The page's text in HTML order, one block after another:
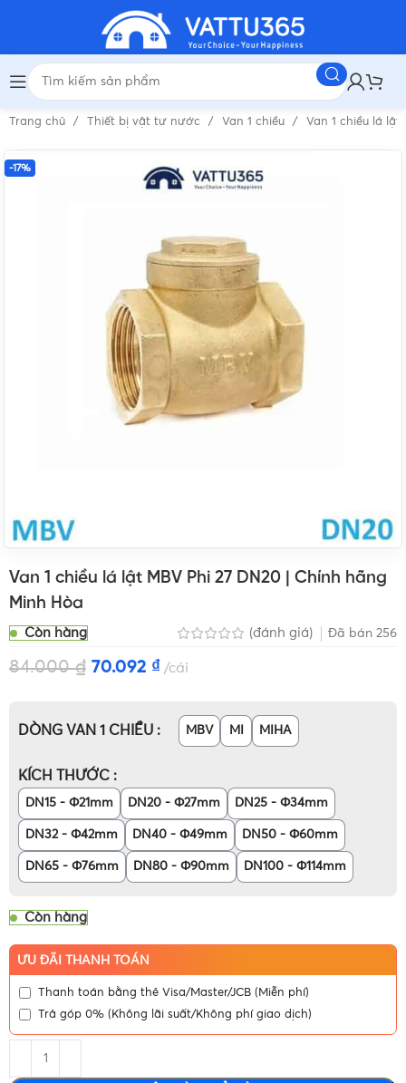
Trang chủ Thiết bị vật tư nước Van 1 chiều Van 1 chiều lá lật
-17%
Van 1 chiều lá lật MBV Phi 27 DN20 | Chính hãng
Minh Hòa
Còn hàng (đánh giá) Đã bán 256
84.000₫ 70.092 ₫ cái
DÒNG VAN 1 CHIỀU MBV MI MIHA
KÍCH THƯỚC
DN15 - Φ21mm DN20 - Φ27mm DN25 - Φ34mm
DN32 - Φ42mm DN40 - Φ49mm DN50 - Φ60mm
DN65 - Φ76mm DN80 - Φ90mm DN100 - Φ114mm
Còn hàng
ƯU ĐÃI THANH TOÁN
Thanh toán bằng thẻ Visa/Master/JCB (Miễn phí)
Trả góp 0% (Không lãi suất/Không phí giao dịch)